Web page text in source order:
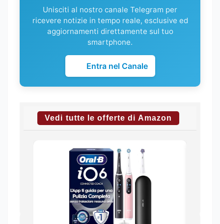
Unisciti al nostro canale Telegram per
ricevere notizie in tempo reale, esclusive ed
aggiornamenti direttamente sul tuo
smartphone.
Entra nel Canale